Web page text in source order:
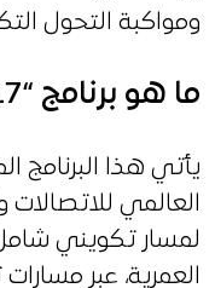
ومواكبة التحول
ما هو برنامج “77.7″؟
يأتي هذا البرنامج
العالمي
لمسار تكويني
العمرية، عبر